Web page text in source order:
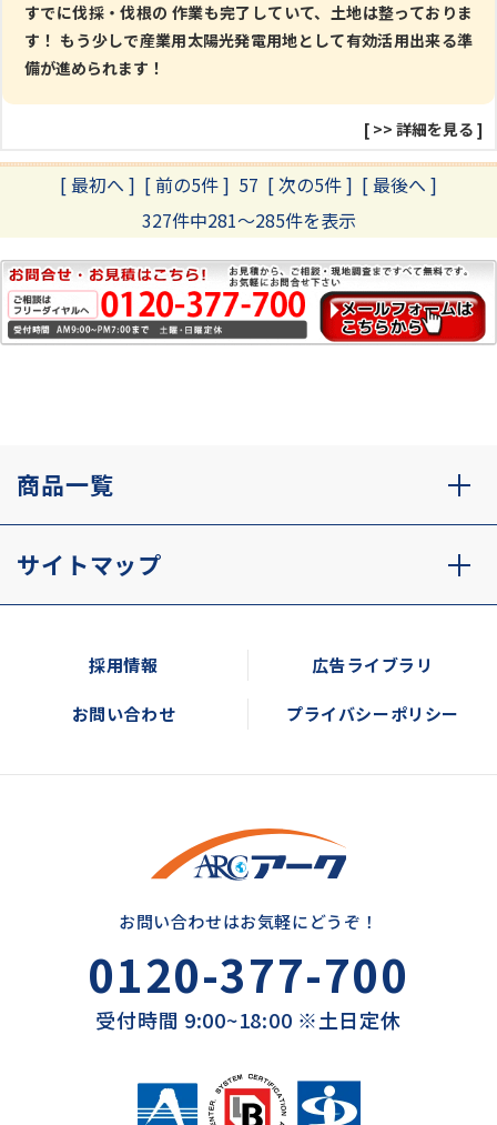
すでに伐採・伐根の 作業も完了していて、土地は整っておりま
す！ もう少しで産業用太陽光発電用地として有効活用出来る準
備が進められます！
[ >> 詳細を見る ]
[ 最初へ ] [ 前の5件 ] 57 [ 次の5件 ] [ 最後へ ]
327件中281～285件を表示
商品一覧
サイトマップ
採用情報 広告ライブラリ
お問い合わせ プライバシーポリシー
お問い合わせはお気軽にどうぞ！
0120-377-700
受付時間 9:00~18:00 ※土日定休